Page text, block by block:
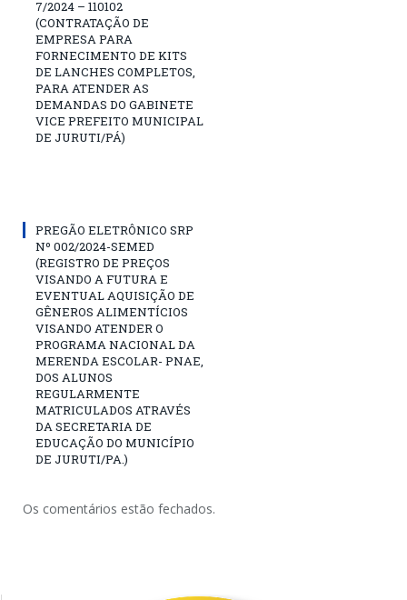
7/2024 – 110102
(CONTRATAÇÃO DE
EMPRESA PARA
FORNECIMENTO DE KITS
DE LANCHES COMPLETOS,
PARA ATENDER AS
DEMANDAS DO GABINETE
VICE PREFEITO MUNICIPAL
DE JURUTI/PÁ)
PREGÃO ELETRÔNICO SRP
Nº 002/2024-SEMED
(REGISTRO DE PREÇOS
VISANDO A FUTURA E
EVENTUAL AQUISIÇÃO DE
GÊNEROS ALIMENTÍCIOS
VISANDO ATENDER O
PROGRAMA NACIONAL DA
MERENDA ESCOLAR- PNAE,
DOS ALUNOS
REGULARMENTE
MATRICULADOS ATRAVÉS
DA SECRETARIA DE
EDUCAÇÃO DO MUNICÍPIO
DE JURUTI/PA.)
Os comentários estão fechados.